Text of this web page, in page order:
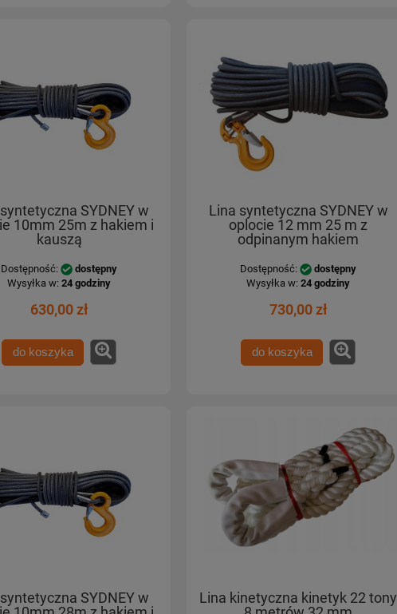
SYDNEY w
10mm 25m z hakiem i
kauszą
Dostępność:
dostępny
Wysyłka w: 24 godziny
630,00 zł
do koszyka
Lina syntetyczna SYDNEY w
oplocie 12 mm 25 m z
odpinanym hakiem
Dostępność:
dostępny
Wysyłka w: 24 godziny
730,00 zł
do koszyka
SYDNEY w
Lina kinetyczna kinetyk 22 tony